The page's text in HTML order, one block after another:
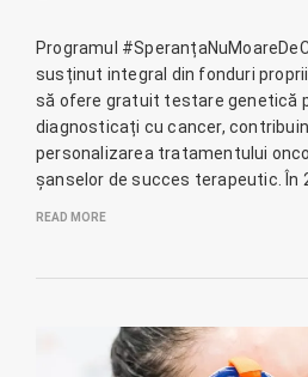
Programul
susținut integral din fonduri
să ofere gratuit testare genetică
diagnosticați cu cancer,
personalizarea tratamentului
șanselor de succes terapeutic. În
READ MORE